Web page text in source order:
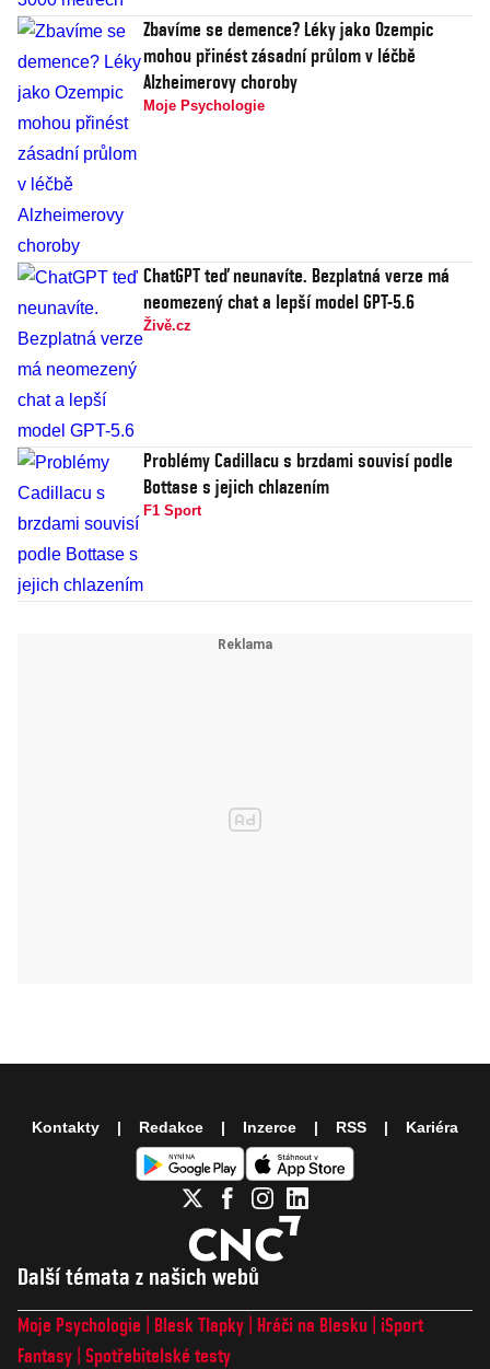
Zbavíme se demence? Léky jako Ozempic
mohou přinést zásadní průlom v léčbě
Alzheimerovy choroby
Moje Psychologie
ChatGPT teď neunavíte. Bezplatná verze má
neomezený chat a lepší model GPT-5.6
Živě.cz
Problémy Cadillacu s brzdami souvisí podle
Bottase s jejich chlazením
F1 Sport
Další témata z našich webů
Moje Psychologie Blesk Tlapky Hráči na Blesku
iSport
Fantasy Spotřebitelské testy
Kontakty Redakce Inzerce RSS Kariéra